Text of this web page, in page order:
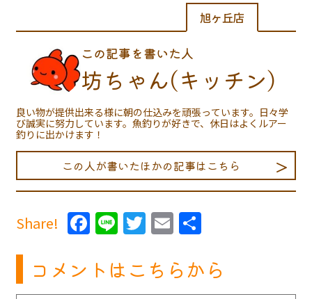
旭ヶ丘店
この記事を書いた人
坊ちゃん(キッチン)
良い物が提供出来る様に朝の仕込みを頑張っています。日々学
び誠実に努力しています。魚釣りが好きで、休日はよくルアー
釣りに出かけます！
この人が書いたほかの記事はこちら
Share! Facebook
LineTwitter
Email
コメントはこちらから